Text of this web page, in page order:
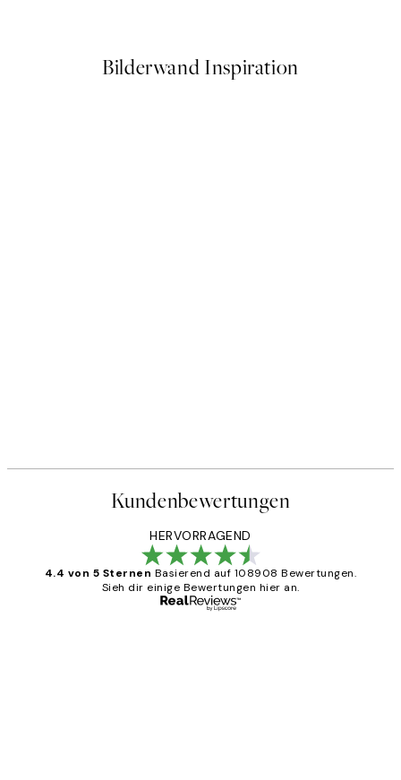
Bilderwand Inspiration
Kundenbewertungen
HERVORRAGEND
4.4 von 5 Sternen Basierend auf 108908 Bewertungen.
Sieh dir einige Bewertungen hier an.